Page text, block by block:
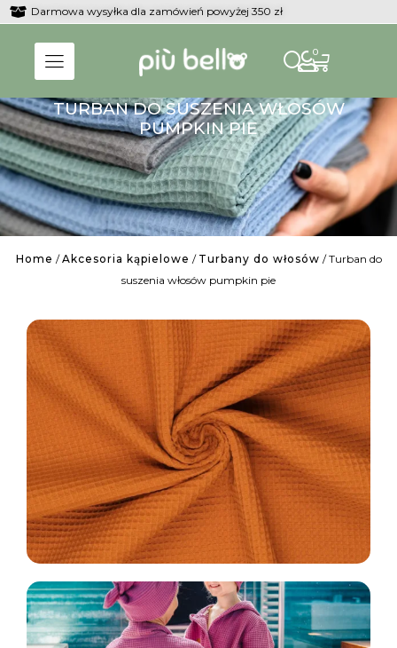
Darmowa wysyłka dla zamówień powyżej 350 zł
0
TURBAN DO SUSZENIA WŁOSÓW
PUMPKIN PIE
Home /Akcesoria kąpielowe / Turbany do włosów / Turban do
suszenia włosów pumpkin pie